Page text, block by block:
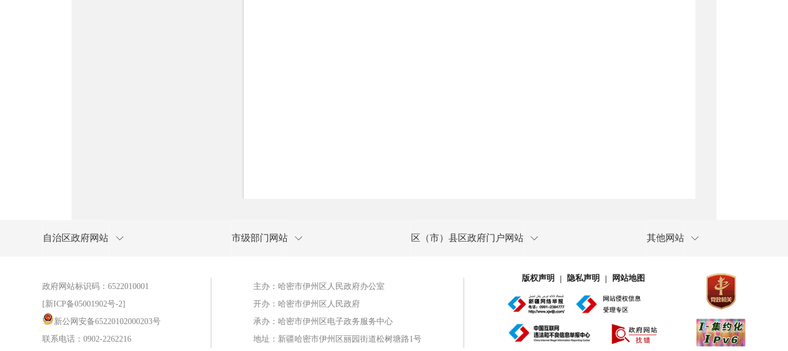
自治区政府网站 市级部门网站 区（市）县区政府门户网站 其他网站
政府网站标识码：6522010001
[新ICP备05001902号-2]
新公网安备65220102000203号
联系电话：0902-2262216
主办：哈密市伊州区人民政府办公室
开办：哈密市伊州区人民政府
承办：哈密市伊州区电子政务服务中心
地址：新疆哈密市伊州区丽园街道松树塘路1号
版权声明 隐私声明 网站地图